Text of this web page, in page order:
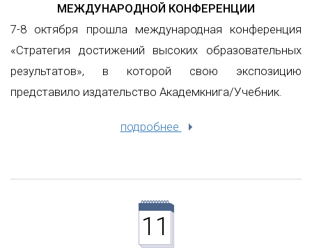
МЕЖДУНАРОДНОЙ КОНФЕРЕНЦИИ
7-8 октября прошла международная конференция
«Стратегия достижений высоких образовательных
результатов», в которой свою экспозицию
представило издательство Академкнига/Учебник.
подробнее
11